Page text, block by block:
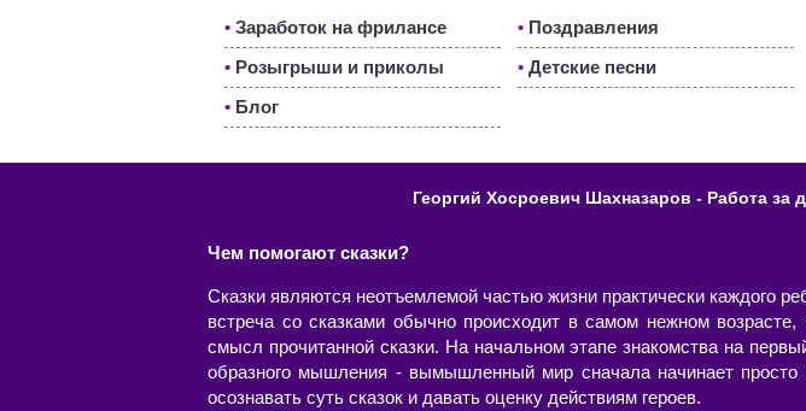
• Заработок на фрилансе • Поздравления
• Розыгрыши и приколы • Детские песни
• Блог
Георгий Хосроевич Шахназаров - Работа за
Чем помогают сказки?
Сказки являются неотъемлемой частью жизни практически каждого
встреча со сказками обычно происходит в самом нежном
смысл прочитанной сказки. На начальном этапе знакомства на
образного мышления - вымышленный мир сначала начинает
осознавать суть сказок и давать оценку действиям героев.